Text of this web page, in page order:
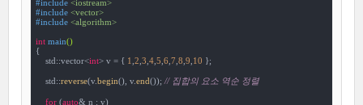
#include <iostream>
#include <vector>
#include <algorithm>
int main()
{
    std::vector<
int> v = { 1 2 3 4, 5 6 7 8 9 10 };
    std::
reverse(v.begin(), v.end()); // 집합의 요소 역순 정렬
for (auto& n : v)